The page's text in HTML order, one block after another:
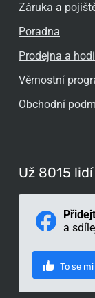
Záruka a
Poradna
Prodejna a
Věrnostní
Obchodní
Už 8015
a
To se